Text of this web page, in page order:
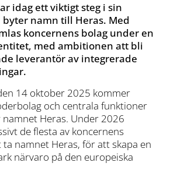
idag ett viktigt steg i sin
byter namn till Heras. Med
koncernens bolag under en
med ambitionen att bli
leverantör av integrerade
14 oktober 2025 kommer
och centrala funktioner
Heras. Under 2026
de flesta av koncernens
namnet Heras, för att skapa en
närvaro på den europeiska